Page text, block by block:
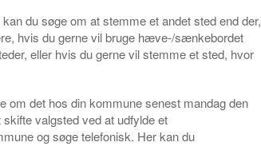
du søge om at stemme et andet sted end der,
hvis du gerne vil bruge hæve-/sænkebordet
eller hvis du gerne vil stemme et sted, hvor
om det hos din kommune senest mandag den
valgsted ved at udfylde et
og søge telefonisk. Her kan du